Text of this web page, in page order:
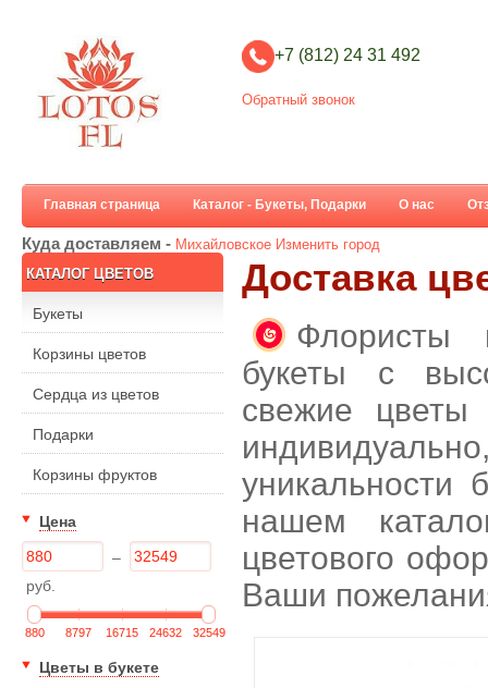
+7 (812) 24 31 492
Обратный звонок
Главная страница Каталог - Букеты, Подарки О нас
Куда доставляем - Михайловское Изменить город
КАТАЛОГ ЦВЕТОВ
Букеты
Корзины цветов
Сердца из цветов
Подарки
Корзины фруктов
Цена
–
руб.
880 8797 16715 24632 32549
Цветы в букете
Доставка
Флористы
букеты с
свежие цветы
уникальности
нашем
цветового
Ваши